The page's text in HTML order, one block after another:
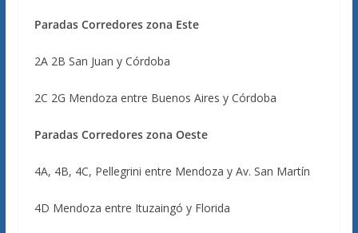
Paradas Corredores zona Este
2A 2B San Juan y Córdoba
2C 2G Mendoza entre Buenos Aires y Córdoba
Paradas Corredores zona Oeste
4A, 4B, 4C, Pellegrini entre Mendoza y Av. San Martín
4D Mendoza entre Ituzaingó y Florida